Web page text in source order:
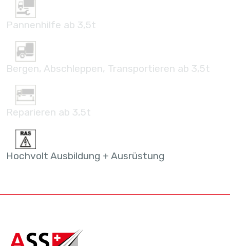
Pannenhilfe ab 3,5t
Bergen, Abschleppen, Transportieren ab 3,5t
Reparieren ab 3,5t
Hochvolt Ausbildung + Ausrüstung